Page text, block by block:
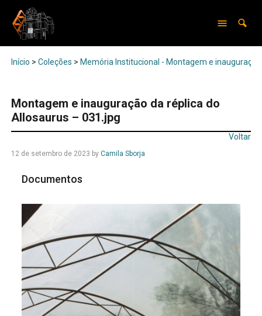
Início > Coleções > Memória Institucional - Montagem e
Montagem e inauguração da réplica do
Allosaurus – 031.jpg
Voltar
12 de setembro de 2023 by Camila Sborja
Documentos